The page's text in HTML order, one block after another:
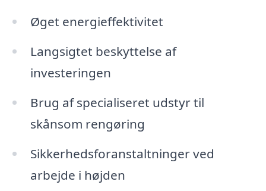
Øget energieffektivitet
Langsigtet beskyttelse af
investeringen
Brug af specialiseret udstyr til
skånsom rengøring
Sikkerhedsforanstaltninger ved
arbejde i højden